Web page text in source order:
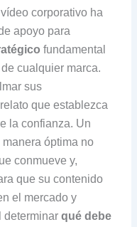
corporativo ha
apoyo para
fundamental
cualquier marca.
sus
que establezca
la confianza. Un
óptima no
conmueve y,
que su contenido
el mercado y
determinarqué debe